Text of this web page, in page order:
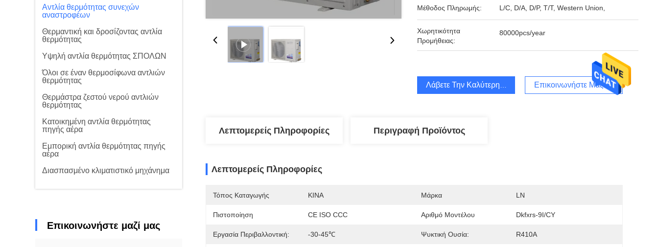
Αντλία θερμότητας συνεχών
αναστροφέων
Θερμαντική και δροσίζοντας αντλία
θερμότητας
Υψηλή αντλία θερμότητας ΣΠΟΛΩΝ
Όλοι σε έναν θερμοσίφωνα αντλιών
θερμότητας
Θερμάστρα ζεστού νερού αντλιών
θερμότητας
Κατοικημένη αντλία θερμότητας
πηγής αέρα
Εμπορική αντλία θερμότητας πηγής
αέρα
Διασπασμένο κλιματιστικό μηχάνημα
Επικοινωνήστε μαζί μας
Μέθοδος Πληρωμής: L/C, D/A, D/P, T/T, Western Union,
Χωρητικότητα
Προμήθειας:
80000pcs/year
Λάβετε Την Καλύτερη Τιμή Επικοινωνήστε Μαζί Μας
Λεπτομερείς Πληροφορίες Περιγραφή Προϊόντος
Λεπτομερείς Πληροφορίες
Τόπος Καταγωγής ΚΙΝΑ Μάρκα LN
Πιστοποίηση CE ISO CCC Αριθμό Μοντέλου Dkfxrs-9I/CY
Εργασία Περιβαλλοντική: -30-45℃ Ψυκτική Ουσία: R410A